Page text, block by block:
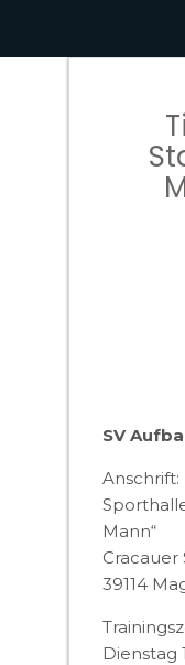
SV
Anschrift:
Mann“
Cracauer
39114
Dienstag